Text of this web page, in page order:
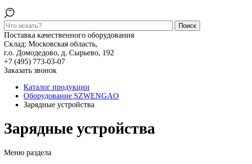
Поиск
Поставка качественного оборудования
Склад: Московская область,
г.о. Домодедово, д. Сырьево, 192
+7 (495) 773-03-07
Заказать звонок
Каталог продукции
Оборудование SZWENGAO
Зарядные устройства
Зарядные устройства
Меню раздела